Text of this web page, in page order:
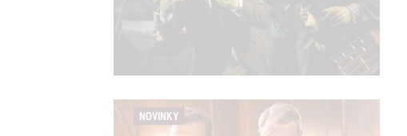
NOVINKY